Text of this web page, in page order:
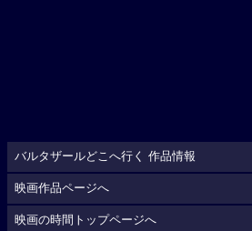
バルタザールどこへ行く 作品情報
映画作品ページへ
映画の時間トップページへ